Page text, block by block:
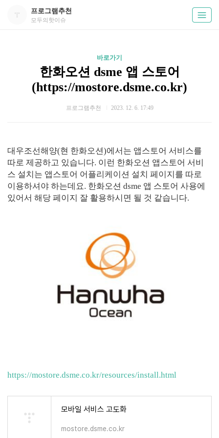
프로그램추천
모두의핫이슈
바로가기
한화오션 dsme 앱 스토어
(https://mostore.dsme.co.kr)
프로그램추천 2023. 12. 6. 17:49
대우조선해양(현 한화오션)에서는 앱스토어 서비스를
따로 제공하고 있습니다. 이런 한화오션 앱스토어 서비
스 설치는 앱스토어 어플리케이션 설치 페이지를 따로
이용하셔야 하는데요. 한화오션 dsme 앱 스토어 사용에
있어서 해당 페이지 잘 활용하시면 될 것 같습니다.
https://mostore.dsme.co.kr/resources/install.html
모바일 서비스 고도화
mostore.dsme.co.kr